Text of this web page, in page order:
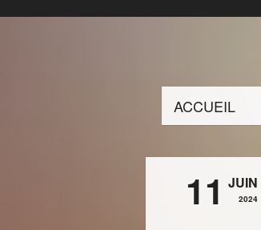
ACCUEIL
11 JUIN
2024